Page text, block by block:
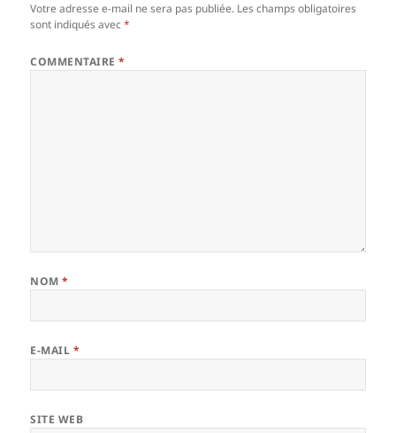
Votre adresse e-mail ne sera pas publiée. Les champs obligatoires
sont indiqués avec*
COMMENTAIRE*
NOM*
E-MAIL *
SITE WEB